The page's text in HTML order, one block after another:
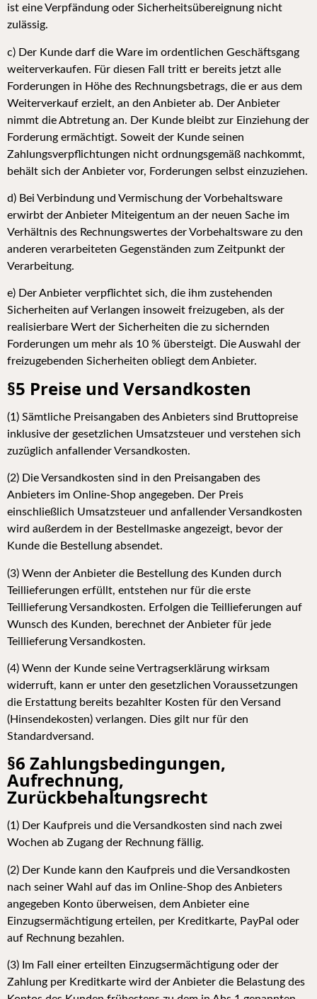
ist eine Verpfändung oder Sicherheitsübereignung nicht
zulässig.
c) Der Kunde darf die Ware im ordentlichen Geschäftsgang
weiterverkaufen. Für diesen Fall tritt er bereits jetzt alle
Forderungen in Höhe des Rechnungsbetrags, die er aus dem
Weiterverkauf erzielt, an den Anbieter ab. Der Anbieter
nimmt die Abtretung an. Der Kunde bleibt zur Einziehung der
Forderung ermächtigt. Soweit der Kunde seinen
Zahlungsverpflichtungen nicht ordnungsgemäß nachkommt,
behält sich der Anbieter vor, Forderungen selbst einzuziehen.
d) Bei Verbindung und Vermischung der Vorbehaltsware
erwirbt der Anbieter Miteigentum an der neuen Sache im
Verhältnis des Rechnungswertes der Vorbehaltsware zu den
anderen verarbeiteten Gegenständen zum Zeitpunkt der
Verarbeitung.
e) Der Anbieter verpflichtet sich, die ihm zustehenden
Sicherheiten auf Verlangen insoweit freizugeben, als der
realisierbare Wert der Sicherheiten die zu sichernden
Forderungen um mehr als 10 % übersteigt. Die Auswahl der
freizugebenden Sicherheiten obliegt dem Anbieter.
§5 Preise und Versandkosten
(1) Sämtliche Preisangaben des Anbieters sind Bruttopreise
inklusive der gesetzlichen Umsatzsteuer und verstehen sich
zuzüglich anfallender Versandkosten.
(2) Die Versandkosten sind in den Preisangaben des
Anbieters im Online-Shop angegeben. Der Preis
einschließlich Umsatzsteuer und anfallender Versandkosten
wird außerdem in der Bestellmaske angezeigt, bevor der
Kunde die Bestellung absendet.
(3) Wenn der Anbieter die Bestellung des Kunden durch
Teillieferungen erfüllt, entstehen nur für die erste
Teillieferung Versandkosten. Erfolgen die Teillieferungen auf
Wunsch des Kunden, berechnet der Anbieter für jede
Teillieferung Versandkosten.
(4) Wenn der Kunde seine Vertragserklärung wirksam
widerruft, kann er unter den gesetzlichen Voraussetzungen
die Erstattung bereits bezahlter Kosten für den Versand
(Hinsendekosten) verlangen. Dies gilt nur für den
Standardversand.
§6 Zahlungsbedingungen,
Aufrechnung,
Zurückbehaltungsrecht
(1) Der Kaufpreis und die Versandkosten sind nach zwei
Wochen ab Zugang der Rechnung fällig.
(2) Der Kunde kann den Kaufpreis und die Versandkosten
nach seiner Wahl auf das im Online-Shop des Anbieters
angegeben Konto überweisen, dem Anbieter eine
Einzugsermächtigung erteilen, per Kreditkarte, PayPal oder
auf Rechnung bezahlen.
(3) Im Fall einer erteilten Einzugsermächtigung oder der
Zahlung per Kreditkarte wird der Anbieter die Belastung des